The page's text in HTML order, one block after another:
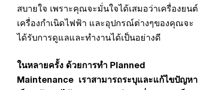
สบายใจ เพราะคุณจะมั่นใจได้เสมอว่าเครื่องยนต์
เครื่องกำเนิดไฟฟ้า และอุปกรณ์ต่างๆของคุณจะ
ได้รับการดูแลและทำงานได้เป็นอย่างดี
ในหลายครั้ง ด้วยการทำ Planned
Maintenance เราสามารถระบุและแก้ไขปัญหา